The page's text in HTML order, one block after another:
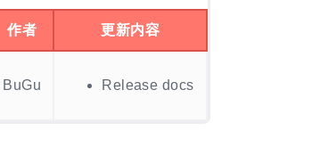
作者 更新内容
BuGu Release docs